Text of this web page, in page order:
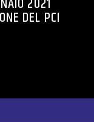
DEL PCI